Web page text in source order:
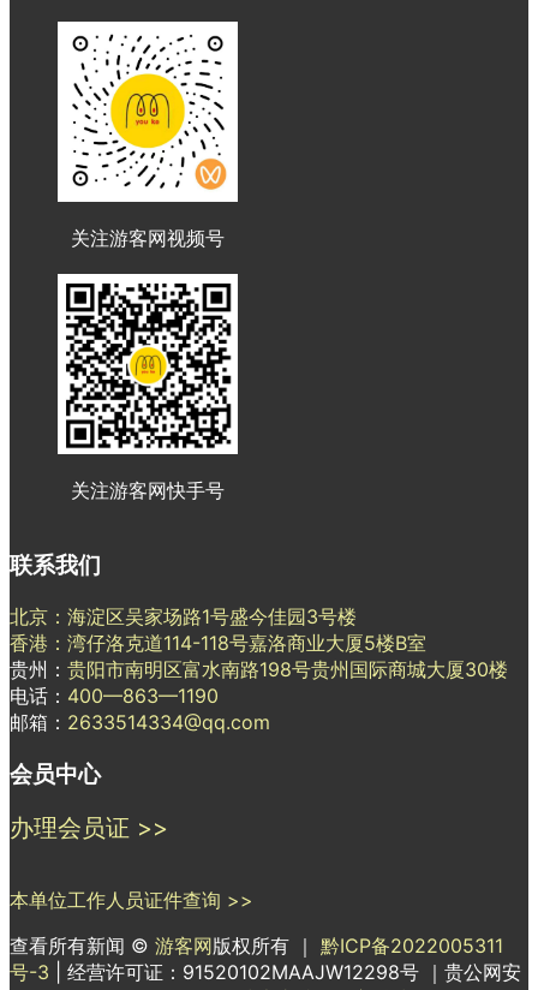
关注游客网视频号
关注游客网快手号
联系我们
北京：海淀区吴家场路1号盛今佳园3号楼
香港：湾仔洛克道114-118号嘉洛商业大厦5楼B室
贵州： 贵阳市南明区富水南路198号贵州国际商城大厦30楼
电话： 400—863—1190
邮箱： 2633514334@qq.com
会员中心
办理会员证 >>
本单位工作人员证件查询 >>
查看所有新闻 © 游客网版权所有 ｜ 黔ICP备2022005311
号-3
| 经营许可证：91520102MAAJW12298号 ｜贵公网安